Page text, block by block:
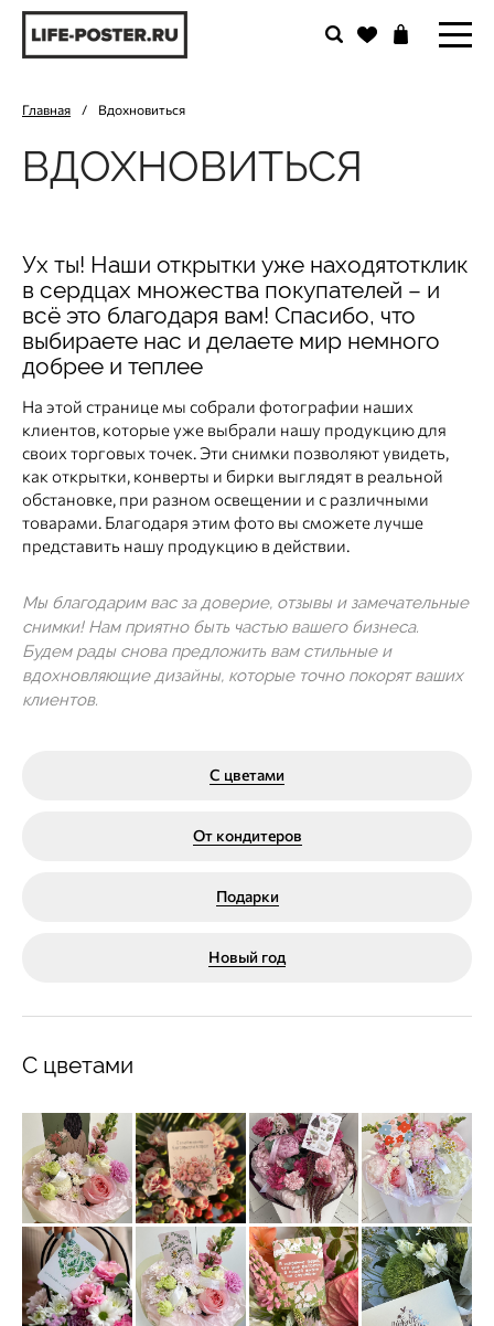
Главная / Вдохновиться
ВДОХНОВИТЬСЯ
Ух ты! Наши открытки уже находятотклик
в сердцах множества покупателей – и
всё это благодаря вам! Спасибо, что
выбираете нас и делаете мир немного
добрее и теплее
На этой странице мы собрали фотографии наших
клиентов, которые уже выбрали нашу продукцию для
своих торговых точек. Эти снимки позволяют увидеть,
как открытки, конверты и бирки выглядят в реальной
обстановке, при разном освещении и с различными
товарами. Благодаря этим фото вы сможете лучше
представить нашу продукцию в действии.
Мы благодарим вас за доверие, отзывы и замечательные
снимки! Нам приятно быть частью вашего бизнеса.
Будем рады снова предложить вам стильные и
вдохновляющие дизайны, которые точно покорят ваших
клиентов.
С цветами
От кондитеров
Подарки
Новый год
С цветами